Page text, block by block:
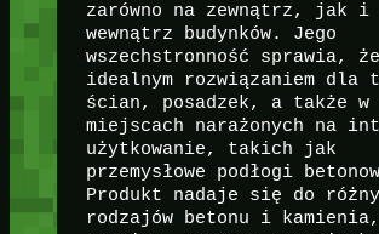
zarówno na zewnątrz, jak i
wewnątrz budynków. Jego
wszechstronność sprawia,
idealnym rozwiązaniem dla
ścian, posadzek, a także w
miejscach narażonych na
użytkowanie, takich jak
przemysłowe podłogi
Produkt nadaje się do
rodzajów betonu i